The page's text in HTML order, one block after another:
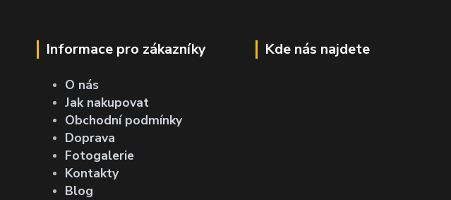
Informace pro zákazníky
O nás
Jak nakupovat
Obchodní podmínky
Doprava
Fotogalerie
Kontakty
Blog
Kde nás najdete